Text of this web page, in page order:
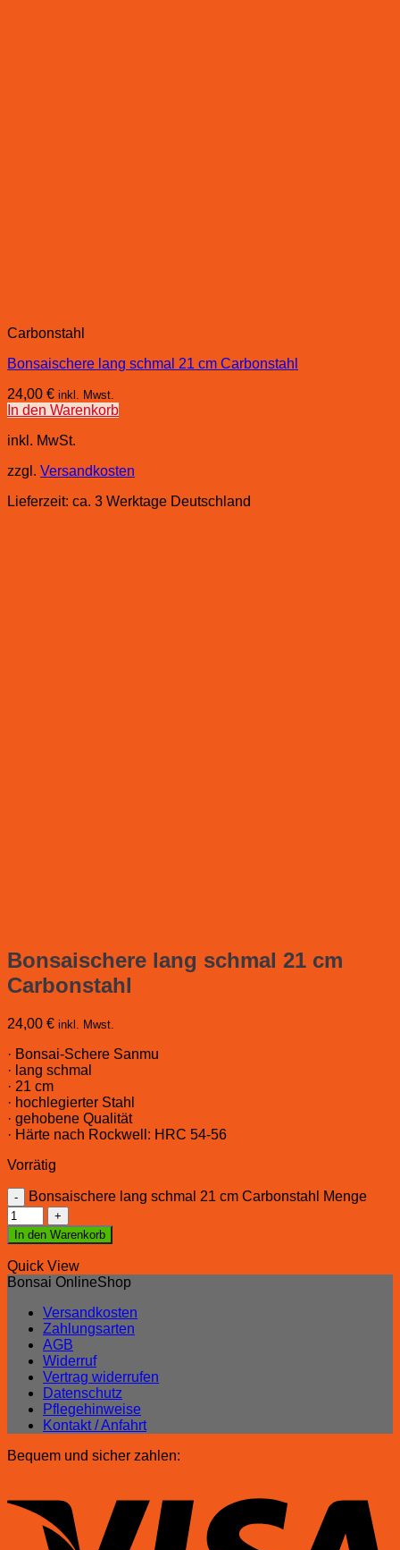
Carbonstahl
Bonsaischere lang schmal 21 cm Carbonstahl
24,00 € inkl. Mwst.
In den Warenkorb
inkl. MwSt.
zzgl. Versandkosten
Lieferzeit: ca. 3 Werktage Deutschland
Bonsaischere lang schmal 21 cm
Carbonstahl
24,00 € inkl. Mwst.
· Bonsai-Schere Sanmu
· lang schmal
· 21 cm
· hochlegierter Stahl
· gehobene Qualität
· Härte nach Rockwell: HRC 54-56
Vorrätig
Bonsaischere lang schmal 21 cm Carbonstahl Menge
In den Warenkorb
Quick View
Bonsai OnlineShop
Versandkosten
Zahlungsarten
AGB
Widerruf
Vertrag widerrufen
Datenschutz
Pflegehinweise
Kontakt / Anfahrt
Bequem und sicher zahlen: